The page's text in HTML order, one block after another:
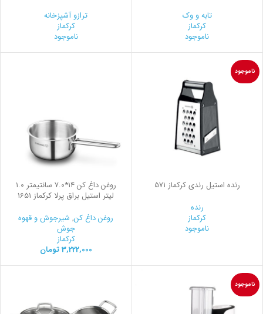
تابه و وک
کرکماز
ناموجود
ترازو آشپزخانه
کرکماز
ناموجود
ناموجود
رنده استیل رندي کرکماز 571
رنده
کرکماز
ناموجود
روغن داغ کن 14*7.0 سانتیمتر 1.0
لیتر استیل براق پرلا کرکماز 1651
روغن داغ کن, شیرجوش و قهوه
جوش
کرکماز
3,222,000 تومان
ناموجود